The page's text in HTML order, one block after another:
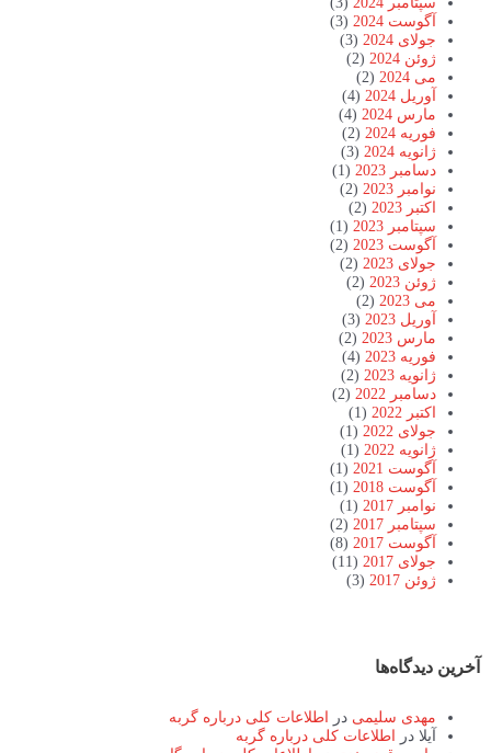
آگوست 2024
(3)
جولای 2024
(3)
ژوئن 2024
(2)
می 2024
(2)
آوریل 2024
(4)
مارس 2024
(4)
فوریه 2024
(2)
ژانویه 2024
(3)
دسامبر 2023
(1)
نوامبر 2023
(2)
اکتبر 2023
(2)
سپتامبر 2023
(1)
آگوست 2023
(2)
جولای 2023
(2)
ژوئن 2023
(2)
می 2023
(2)
آوریل 2023
(3)
مارس 2023
(2)
فوریه 2023
(4)
ژانویه 2023
(2)
دسامبر 2022
(2)
اکتبر 2022
(1)
جولای 2022
(1)
ژانویه 2022
(1)
آگوست 2021
(1)
آگوست 2018
(1)
نوامبر 2017
(1)
سپتامبر 2017
(2)
آگوست 2017
(8)
جولای 2017
(11)
ژوئن 2017
(3)
آخرین دیدگاه‌ها
مهدی سلیمی در
اطلاعات کلی درباره گربه
آیلا در
اطلاعات کلی درباره گربه